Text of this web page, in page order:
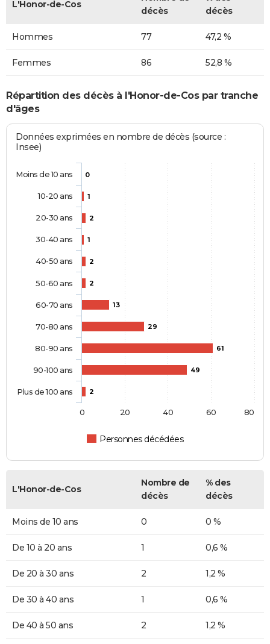
L'Honor-de-Cos
décès
décès
Hommes 77 47,2 %
Femmes 86 52,8 %
Répartition des décès à l'Honor-de-Cos par tranche
d'âges
Données exprimées en nombre de décès (source :
Insee)
0
1
2
1
2
2
13
29
61
49
2
Personnes décédées
Moins de 10 ans
10-20 ans
20-30 ans
30-40 ans
40-50 ans
50-60 ans
60-70 ans
70-80 ans
80-90 ans
90-100 ans
Plus de 100 ans
0 20 40 60 80
L'Honor-de-Cos
Nombre de
décès
% des
décès
Moins de 10 ans 0 0 %
De 10 à 20 ans 1 0,6 %
De 20 à 30 ans 2 1,2 %
De 30 à 40 ans 1 0,6 %
De 40 à 50 ans 2 1,2 %